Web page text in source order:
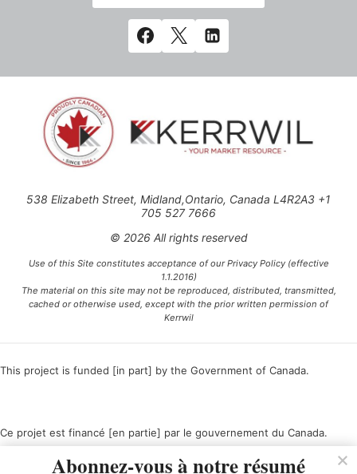
538 Elizabeth Street, Midland,Ontario, Canada L4R2A3 +1
705 527 7666
© 2026 All rights reserved
Use of this Site constitutes acceptance of our Privacy Policy (effective
1.1.2016)
The material on this site may not be reproduced, distributed, transmitted,
cached or otherwise used, except with the prior written permission of
Kerrwil
This project is funded [in part] by the Government of Canada.
Ce projet est financé [en partie] par le gouvernement du Canada.
Abonnez-vous à notre résumé